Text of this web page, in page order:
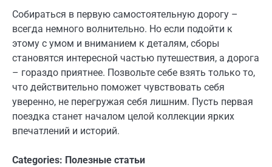
Собираться в первую самостоятельную дорогу –
всегда немного волнительно. Но если подойти к
этому с умом и вниманием к деталям, сборы
становятся интересной частью путешествия, а дорога
– гораздо приятнее. Позвольте себе взять только то,
что действительно поможет чувствовать себя
уверенно, не перегружая себя лишним. Пусть первая
поездка станет началом целой коллекции ярких
впечатлений и историй.
Categories: Полезные статьи